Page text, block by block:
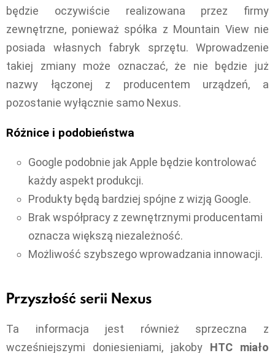
będzie oczywiście realizowana przez firmy
zewnętrzne, ponieważ spółka z Mountain View nie
posiada własnych fabryk sprzętu. Wprowadzenie
takiej zmiany może oznaczać, że nie będzie już
nazwy łączonej z producentem urządzeń, a
pozostanie wyłącznie samo Nexus.
Różnice i podobieństwa
Google podobnie jak Apple będzie kontrolować
każdy aspekt produkcji.
Produkty będą bardziej spójne z wizją Google.
Brak współpracy z zewnętrznymi producentami
oznacza większą niezależność.
Możliwość szybszego wprowadzania innowacji.
Przyszłość serii Nexus
Ta informacja jest również sprzeczna z
wcześniejszymi doniesieniami, jakoby HTC miało